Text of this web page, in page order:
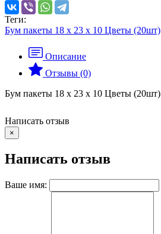
Теги:
Бум пакеты 18 х 23 х 10 Цветы (20шт)
Описание
Отзывы (0)
Бум пакеты 18 х 23 х 10 Цветы (20шт)
Написать отзыв
×
Написать отзыв
Ваше имя: